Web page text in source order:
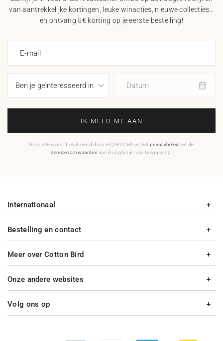
van aantrekkelijke kortingen, leuke winacties, nieuwe collecties…
en ontvang 5€ korting op je eerste bestelling!
E-mail
Datum
IK MELD ME AAN
Deze site wordt beschermd door reCAPTCHA en het privacybeleid en de
servicevoorwaarden van Google zijn van toepassing.
Bestelling en contact
Meer over Cotton Bird
Internationaal
Onze andere websites
Volg ons op